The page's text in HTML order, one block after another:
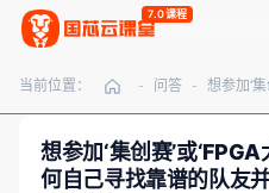
7.0课程
当前位置： - 问答 -
想参加‘集创赛’或
何自己寻找靠谱的队友